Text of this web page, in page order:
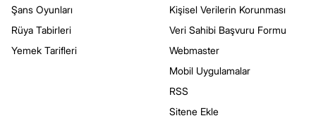
Şans Oyunları
Rüya Tabirleri
Yemek Tarifleri
Kişisel Verilerin Korunması
Veri Sahibi Başvuru Formu
Webmaster
Mobil Uygulamalar
RSS
Sitene Ekle